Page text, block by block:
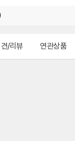
/리뷰 연관상품